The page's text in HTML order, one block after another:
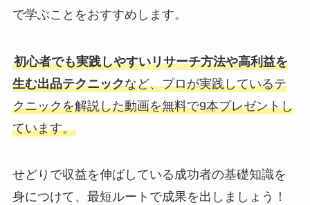
で学ぶことをおすすめします。
初心者でも実践しやすいリサーチ方法や高利益を
生む出品テクニックなど、プロが実践しているテ
クニックを解説した動画を無料で9本プレゼントし
ています。
せどりで収益を伸ばしている成功者の基礎知識を
身につけて、最短ルートで成果を出しましょう！